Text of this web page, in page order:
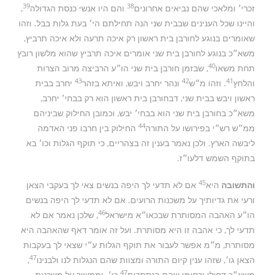
זכרי׳ ומלאכי שהם נביאים אחרונים38 והם היו אנשי כנסת הגדולה39
,
והיינו שכל הענינים שבבית שני הנה תחילתם הי׳ בעת גלות בבל. וזהו
שאומרים בנוגע לחורבן בית ראשון רק איכה תרעה ולא איכה תרביץ,
משא״כ בנוגע לחורבן בית שני אומרים איכה תרביץ שהוא מלשון רובץ
תחת משאו40, שבזמן חורבן בית שני הו״ע הרביצה מרוב הצרות
והלחץ41. וזהו מ״ש42 ונהר יחרב ויבש, ואיתא בזהר43 יחרב בבית
ראשון ויבש בבית שני, דבחורבן בית ראשון הוא רק בבחי׳ יחרב,
משא״כ בחורבן בית שני הוא בבחי׳ יבש, וכמובן החילוק שביניהם
ממ״ש רש״י בפירושו על התורה44 החילוק בין חרבו פני האדמה
ליבשה הארץ. ולכן נאמר בענין זה בצהריים, כי תוקף הגלות וכו׳ בא
בתוקף השמש דלעו״ז.
והתשובה היא45 אם לא תדעי לך היפה בנשים צאי לך בעקבי הצאן
ורעי את גדיותיך על משכנות הרועים. אם לא תדעי לך היפה בנשים
הו״ע האהבה המסותרת שבכאו״א מישראל46, שלכן נאמר אם לא
תדעי לך, כי אהבה זו היא מסותרת. ועל זה אומר דאף שהאהבה היא
מסותרת, מ״מ אפשר לעבור את תוקף הגלות ע״י שצאי לך בעקבות
הצאן גו׳, שזהו ענין קיום התורה ומצוות שהם הנגלות לנו ולבנינו47
,
47